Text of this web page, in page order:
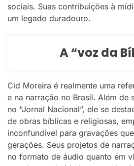
sociais. Suas contribuições à
um legado duradouro.
A “voz da
Cid Moreira é realmente uma
e na narração no Brasil. Além de
no “Jornal Nacional”, ele se
de obras bíblicas e religiosas,
inconfundível para gravações
gerações. Seus projetos de
no formato de áudio quanto em